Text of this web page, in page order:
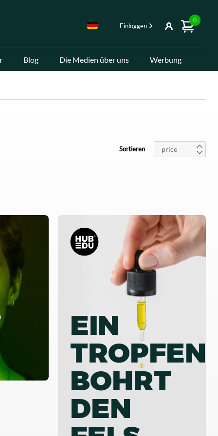
Einloggen
0
Blog Die Medien über uns Werbung
Sortieren price
EIN
TROPFEN
BOHRT
DEN